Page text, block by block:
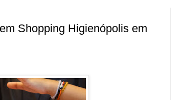
Shopping Higienópolis em